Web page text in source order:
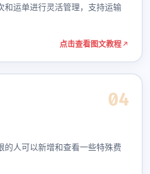
和运单进行灵活管理，支持运输
点击查看图文教程
04
的人可以新增和查看一些特殊费